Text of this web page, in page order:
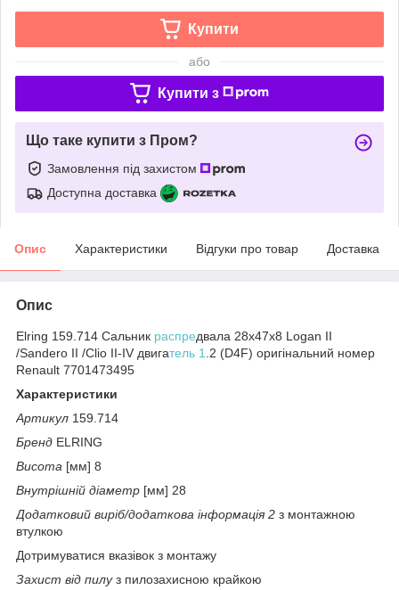
Купити
або
Купити з
Що таке купити з Пром?
Замовлення під захистом
Доступна доставка
Опис Характеристики Відгуки про товар Доставка
Опис
Elring 159.714 Сальник распредвала 28х47х8 Logan II
/Sandero II /Clio II-IV двигатель 1 .2 (D4F) оригінальний номер
Renault 7701473495
Характеристики
Артикул 159.714
Бренд ELRING
Висота [мм] 8
Внутрішній діаметр [мм] 28
Додатковий виріб/додаткова інформація 2 з монтажною
втулкою
Дотримуватися вказівок з монтажу
Захист від пилуз пилозахисною крайкою